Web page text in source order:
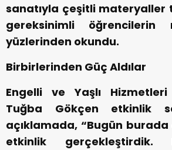
sanatıyla çeşitli materyaller
gereksinimli öğrencilerin
yüzlerinden okundu.
Birbirlerinden Güç Aldılar
Engelli ve Yaşlı
Tuğba Gökçen etkinlik
açıklamada, “Bugün
etkinlik gerçekleştirdik.